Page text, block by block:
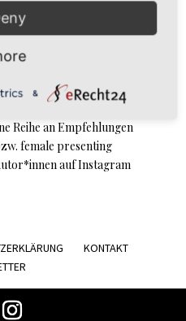
“Bom Boy” von
Boy Letzter Beitrag
// Black HERstory Month//
Reihe an Empfehlungen
female presenting
auf Instagram
KONTAKT
&